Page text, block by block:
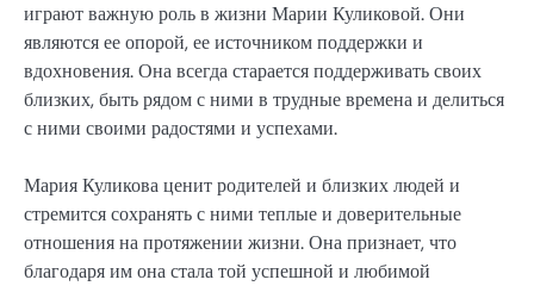
играют важную роль в жизни Марии Куликовой. Они
являются ее опорой, ее источником поддержки и
вдохновения. Она всегда старается поддерживать своих
близких, быть рядом с ними в трудные времена и делиться
с ними своими радостями и успехами.
Мария Куликова ценит родителей и близких людей и
стремится сохранять с ними теплые и доверительные
отношения на протяжении жизни. Она признает, что
благодаря им она стала той успешной и любимой